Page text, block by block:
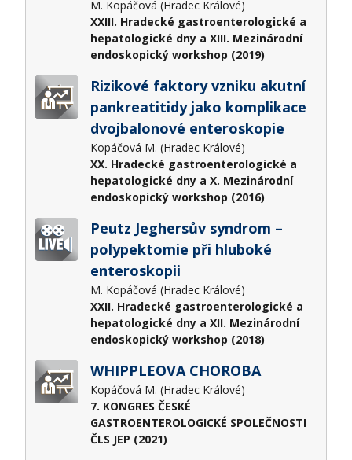
M. Kopáčová (Hradec Králové)
XXIII. Hradecké gastroenterologické a
hepatologické dny a XIII. Mezinárodní
endoskopický workshop (2019)
Rizikové faktory vzniku akutní
pankreatitidy jako komplikace
dvojbalonové enteroskopie
Kopáčová M. (Hradec Králové)
XX. Hradecké gastroenterologické a
hepatologické dny a X. Mezinárodní
endoskopický workshop (2016)
Peutz Jeghersův syndrom –
polypektomie při hluboké
enteroskopii
M. Kopáčová (Hradec Králové)
XXII. Hradecké gastroenterologické a
hepatologické dny a XII. Mezinárodní
endoskopický workshop (2018)
WHIPPLEOVA CHOROBA
Kopáčová M. (Hradec Králové)
7. KONGRES ČESKÉ
GASTROENTEROLOGICKÉ SPOLEČNOSTI
ČLS JEP (2021)